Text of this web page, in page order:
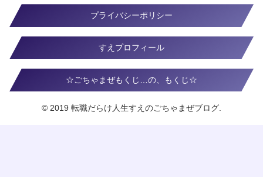
プライバシーポリシー
すえプロフィール
☆ごちゃまぜもくじ…の、もくじ☆
© 2019 転職だらけ人生すえのごちゃまぜブログ.